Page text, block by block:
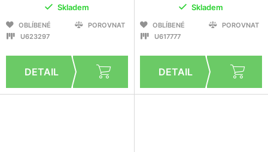
Skladem
OBLÍBENÉ
POROVNAT
U623297
Skladem
OBLÍBENÉ
POROVNAT
U617777